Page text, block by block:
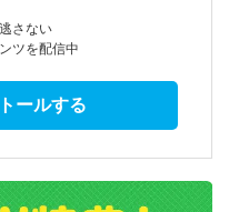
さない
ツを配信中
ールする